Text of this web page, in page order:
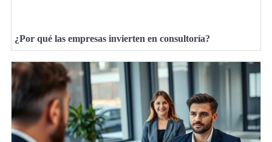
¿Por qué las empresas invierten en consultoría?